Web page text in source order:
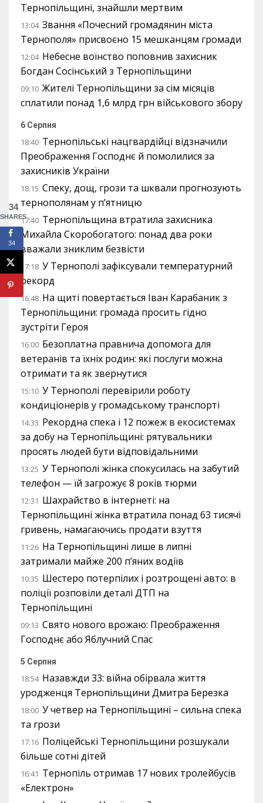
Тернопільщині, знайшли мертвим
13:04 Звання «Почесний громадянин міста
Тернополя» присвоєно 15 мешканцям громади
12:04 Небесне воїнство поповнив захисник
Богдан Сосінський з Тернопільщини
09:10 Жителі Тернопільщини за сім місяців
сплатили понад 1,6 млрд грн військового збору
6 Серпня
18:40 Тернопільські нацгвардійці відзначили
Преображення Господнє й помолилися за
захисників України
18:15 Спеку, дощ, грози та шквали прогнозують
тернополянам у п’ятницю
17:40 Тернопільщина втратила захисника
Михайла Скоробогатого: понад два роки
вважали зниклим безвісти
17:18 У Тернополі зафіксували температурний
рекорд
16:48 На щиті повертається Іван Карабаник з
Тернопільщини: громада просить гідно
зустріти Героя
16:00 Безоплатна правнича допомога для
ветеранів та їхніх родин: які послуги можна
отримати та як звернутися
15:10 У Тернополі перевірили роботу
кондиціонерів у громадському транспорті
14:33 Рекордна спека і 12 пожеж в екосистемах
за добу на Тернопільщині: рятувальники
просять людей бути відповідальними
13:25 У Тернополі жінка спокусилась на забутий
телефон — їй загрожує 8 років тюрми
12:31 Шахрайство в інтернеті: на
Тернопільщині жінка втратила понад 63 тисячі
гривень, намагаючись продати взуття
11:26 На Тернопільщині лише в липні
затримали майже 200 п’яних водіїв
10:35 Шестеро потерпілих і розтрощені авто: в
поліції розповіли деталі ДТП на
Тернопільщині
09:13 Свято нового врожаю: Преображення
Господнє або Яблучний Спас
5 Серпня
18:54 Назавжди 33: війна обірвала життя
уродженця Тернопільщини Дмитра Березка
18:00 У четвер на Тернопільщині – сильна спека
та грози
17:16 Поліцейські Тернопільщини розшукали
більше сотні дітей
16:41 Тернопіль отримав 17 нових тролейбусів
«Електрон»
34
SHARES
34